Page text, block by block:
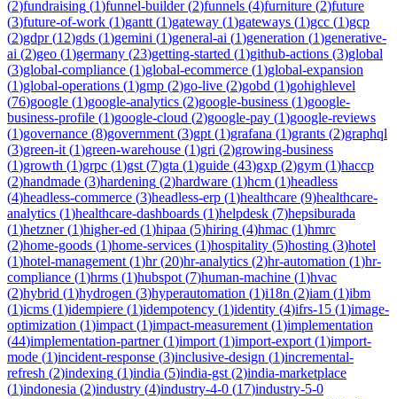
(2)fundraising (1)funnel-builder(2)funnels (4)furniture (2)future
(3)future-of-work (1)gantt (1)gateway (1)gateways (1)gcc (1)gcp
(2)gdpr(12)gds (1)gemini (1)general-ai (1)generation (1)generative-
ai (2)geo (1)germany (23)getting-started (1)github-actions (3)global
(3)global-compliance (1)global-ecommerce (1)global-expansion
(1)global-operations (1)gmp (2)go-live (2)gobd (1)gohighlevel
(76)google (1)google-analytics (2)google-business (1)google-
business-profile (1)google-cloud (2)google-pay (1)google-reviews
(1)governance (8)government (3)gpt (1)grafana (1)grants (2)graphql
(3)green-it (1)green-warehouse (1)gri (2)growing-business
(1)growth (1)grpc (1)gst (7)gta (1)guide (43)gxp (2)gym (1)haccp
(2)handmade (3)hardening (2)hardware (1)hcm (1)headless
(4)headless-commerce (3)headless-erp (1)healthcare (9)healthcare-
analytics (1)healthcare-dashboards (1)helpdesk (7)hepsiburada
(1)hetzner(1)higher-ed (1)hipaa (5)hiring (4)hmac (1)hmrc
(2)home-goods (1)home-services (1)hospitality (5)hosting (3)hotel
(1)hotel-management (1)hr(20)hr-analytics (2)hr-automation (1)hr-
compliance (1)hrms (1)hubspot (7)human-machine (1)hvac
(2)hybrid (1)hydrogen (3)hyperautomation (1)i18n (2)iam (1)ibm
(1)icms (1)idempiere (1)idempotency (1)identity (4)ifrs-15 (1)image-
optimization (1)impact (1)impact-measurement (1)implementation
(44)implementation-partner(1)import (1)import-export (1)import-
mode (1)incident-response (3)inclusive-design (1)incremental-
refresh (2)indexing (1)india (5)india-gst (2)india-marketplace
(1)indonesia (2)industry (4)industry-4-0 (17)industry-5-0